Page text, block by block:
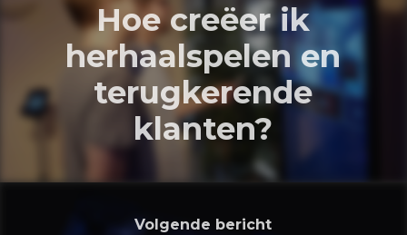
Hoe creëer ik
herhaalspelen en
terugkerende
klanten?
Volgende bericht